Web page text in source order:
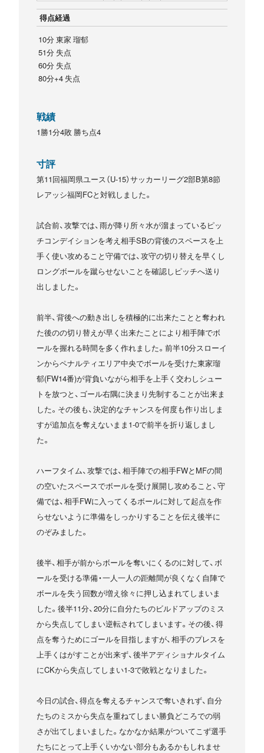
得点経過
10分 東家 瑠郁
51分 失点
60分 失点
80分+4 失点
戦績
1勝1分4敗 勝ち点4
寸評
第11回福岡県ユース（U-15）サッカーリーグ2部B第8節
レアッシ福岡FCと対戦しました。
試合前、攻撃では、雨が降り所々水が溜まっているピッ
チコンデイションを考え相手SBの背後のスペースを上
手く使い攻めること守備では、攻守の切り替えを早くし
ロングボールを蹴らせないことを確認しピッチへ送り
出しました。
前半、背後への動き出しを積極的に出来たことと奪われ
た後のの切り替えが早く出来たことにより相手陣でボ
ールを握れる時間を多く作れました。前半10分スローイ
ンからペナルティエリア中央でボールを受けた東家瑠
郁(FW14番)が背負いながら相手を上手く交わしシュー
トを放つと、ゴール右隅に決まり先制することが出来ま
した。その後も、決定的なチャンスを何度も作り出しま
すが追加点を奪えないまま1-0で前半を折り返しまし
た。
ハーフタイム、攻撃では、相手陣での相手FWとMFの間
の空いたスペースでボールを受け展開し攻めること、守
備では、相手FWに入ってくるボールに対して起点を作
らせないように準備をしっかりすることを伝え後半に
のぞみました。
後半、相手が前からボールを奪いにくるのに対して、ボ
ールを受ける準備・一人一人の距離間が良くなく自陣で
ボールを失う回数が増え徐々に押し込まれてしまいま
した。後半11分、20分に自分たちのビルドアップのミス
から失点してしまい逆転されてしまいます。その後、得
点を奪うためにゴールを目指しますが、相手のプレスを
上手くはがすことが出来ず、後半アディショナルタイム
にCKから失点してしまい1-3で敗戦となりました。
今日の試合、得点を奪えるチャンスで奪いきれず、自分
たちのミスから失点を重ねてしまい勝負どころでの弱
さが出てしまいました。なかなか結果がついてこず選手
たちにとって上手くいかない部分もあるかもしれませ